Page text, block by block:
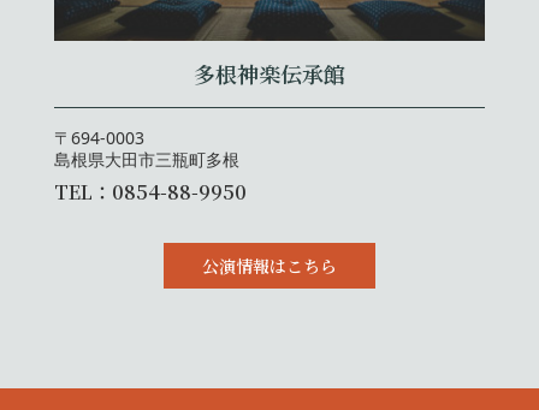
多根神楽伝承館
〒694-0003
島根県大田市三瓶町多根
TEL：0854-88-9950
公演情報はこちら